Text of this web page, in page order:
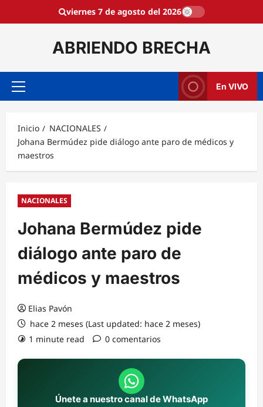
viernes 7 de agosto del 2026
ABRIENDO BRECHA
Menú
En VIVO
Inicio
NACIONALES
Johana Bermúdez pide diálogo ante paro de médicos y
maestros
NACIONALES
Johana Bermúdez pide
diálogo ante paro de
médicos y maestros
Elias Pavón
hace 2 meses (Last updated: hace 2 meses)
1 minute read
0 comentarios
Únete a nuestro canal de WhatsApp